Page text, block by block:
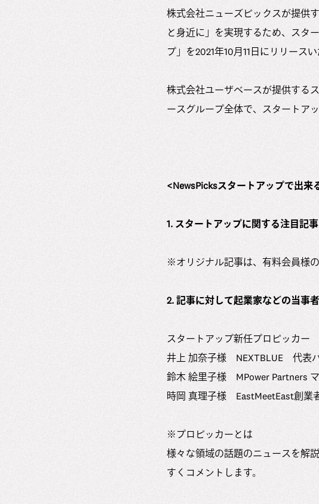
株式会社ニューズピックスが提供
と身近に」を実現するため、スタ
プ」を2021年10月11日にリリースい
株式会社ユーザベースが提供する
ースグループ全体で、スタートア
<NewsPicksスタートアップで出来
1. スタートアップに関する注目記
※オリジナル記事は、有料会員様
2. 記事に対して起業家などの当事
スタートアップ新任プロピッカー
井上 加奈子様 NEXTBLUE 代表
鈴木 絵里子様 MPower Partners
時岡 真理子様 EastMeetEast創業
※プロピッカーとは
様々な領域の話題のニュースを解
すくコメントします。